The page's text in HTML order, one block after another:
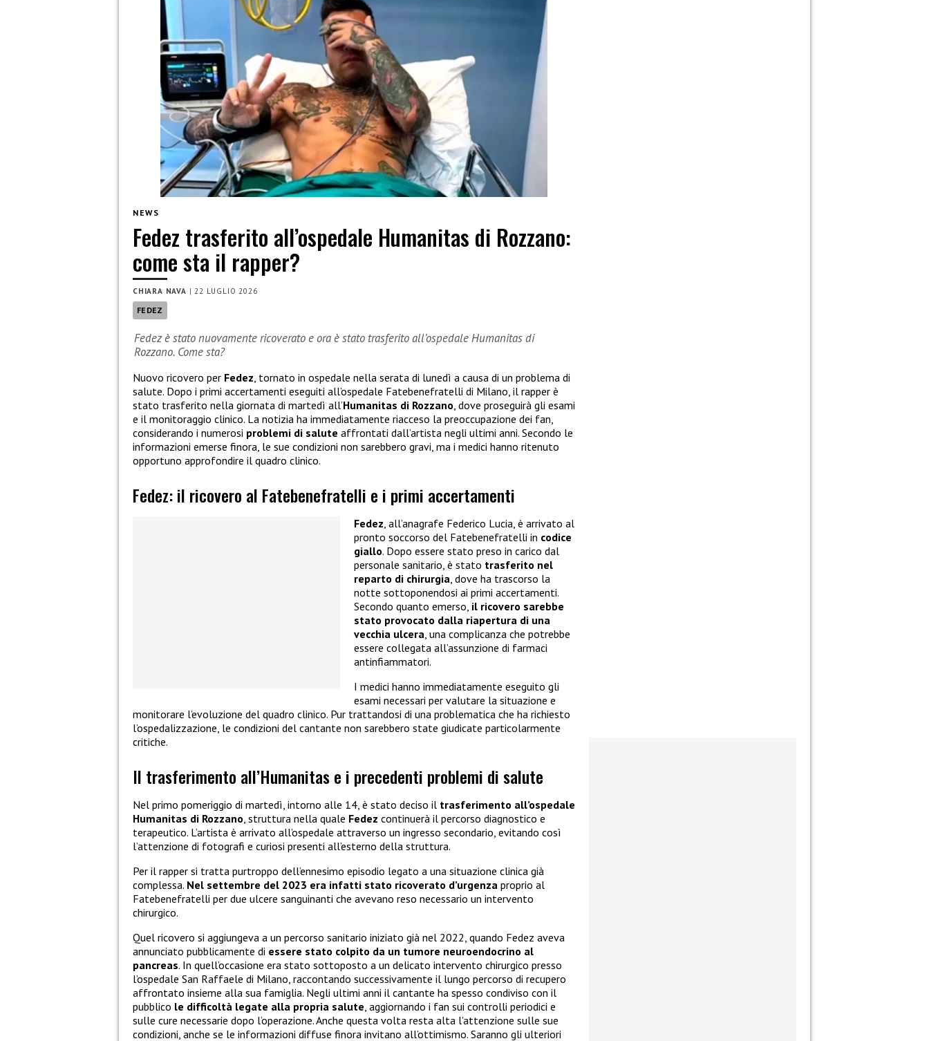
NEWS
Fedez trasferito all’ospedale Humanitas di Rozzano:
come sta il rapper?
CHIARA NAVA |22 LUGLIO 2026
FEDEZ
Fedez è stato nuovamente ricoverato e ora è stato trasferito all’ospedale Humanitas di
Rozzano. Come sta?
Nuovo ricovero per Fedez , tornato in ospedale nella serata di lunedì a causa di un problema di
salute. Dopo i primi accertamenti eseguiti all’ospedale Fatebenefratelli di Milano, il rapper è
stato trasferito nella giornata di martedì all’Humanitas di Rozzano , dove proseguirà gli esami
e il monitoraggio clinico. La notizia ha immediatamente riacceso la preoccupazione dei fan,
considerando i numerosi problemi di salute affrontati dall’artista negli ultimi anni. Secondo le
informazioni emerse finora, le sue condizioni non sarebbero gravi, ma i medici hanno ritenuto
opportuno approfondire il quadro clinico.
Fedez: il ricovero al Fatebenefratelli e i primi accertamenti
Fedez , all’anagrafe Federico Lucia, è arrivato al
pronto soccorso del Fatebenefratelli in codice
giallo. Dopo essere stato preso in carico dal
personale sanitario, è stato trasferito nel
reparto di chirurgia , dove ha trascorso la
notte sottoponendosi ai primi accertamenti.
Secondo quanto emerso, il ricovero sarebbe
stato provocato dalla riapertura di una
vecchia ulcera , una complicanza che potrebbe
essere collegata all’assunzione di farmaci
antinfiammatori.
I medici hanno immediatamente eseguito gli
esami necessari per valutare la situazione e
monitorare l’evoluzione del quadro clinico. Pur trattandosi di una problematica che ha richiesto
l’ospedalizzazione, le condizioni del cantante non sarebbero state giudicate particolarmente
critiche.
Il trasferimento all’Humanitas e i precedenti problemi di salute
Nel primo pomeriggio di martedì, intorno alle 14, è stato deciso il trasferimento all’ospedale
Humanitas di Rozzano , struttura nella quale Fedez continuerà il percorso diagnostico e
terapeutico. L’artista è arrivato all’ospedale attraverso un ingresso secondario, evitando così
l’attenzione di fotografi e curiosi presenti all’esterno della struttura.
Per il rapper si tratta purtroppo dell’ennesimo episodio legato a una situazione clinica già
complessa. Nel settembre del 2023 era infatti stato ricoverato d’urgenza proprio al
Fatebenefratelli per due ulcere sanguinanti che avevano reso necessario un intervento
chirurgico.
Quel ricovero si aggiungeva a un percorso sanitario iniziato già nel 2022, quando Fedez aveva
annunciato pubblicamente di essere stato colpito da un tumore neuroendocrino al
pancreas. In quell’occasione era stato sottoposto a un delicato intervento chirurgico presso
l’ospedale San Raffaele di Milano, raccontando successivamente il lungo percorso di recupero
affrontato insieme alla sua famiglia. Negli ultimi anni il cantante ha spesso condiviso con il
pubblico le difficoltà legate alla propria salute , aggiornando i fan sui controlli periodici e
sulle cure necessarie dopo l’operazione. Anche questa volta resta alta l’attenzione sulle sue
condizioni, anche se le informazioni diffuse finora invitano all’ottimismo. Saranno gli ulteriori